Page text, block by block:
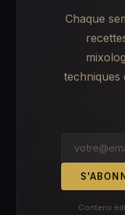
Chaque
techniques
Contenu